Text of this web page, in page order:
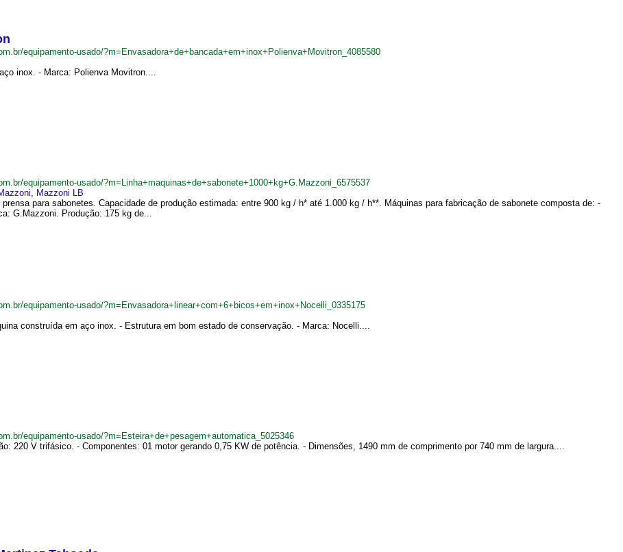
equipamento-usado/?m=Envasadora+de+bancada+em+inox+Polienva+Movitron_4085580
inox. - Marca: Polienva Movitron....
equipamento-usado/?m=Linha+maquinas+de+sabonete+1000+kg+G.Mazzoni_6575537
, Mazzoni LB
para sabonetes. Capacidade de produção estimada: entre 900 kg / h* até 1.000 kg / h**. Máquinas para fabricação de sabonete composta de: -
G.Mazzoni. Produção: 175 kg de...
equipamento-usado/?m=Envasadora+linear+com+6+bicos+em+inox+Nocelli_0335175
construída em aço inox. - Estrutura em bom estado de conservação. - Marca: Nocelli....
equipamento-usado/?m=Esteira+de+pesagem+automatica_5025346
220 V trifásico. - Componentes: 01 motor gerando 0,75 KW de potência. - Dimensões, 1490 mm de comprimento por 740 mm de largura....